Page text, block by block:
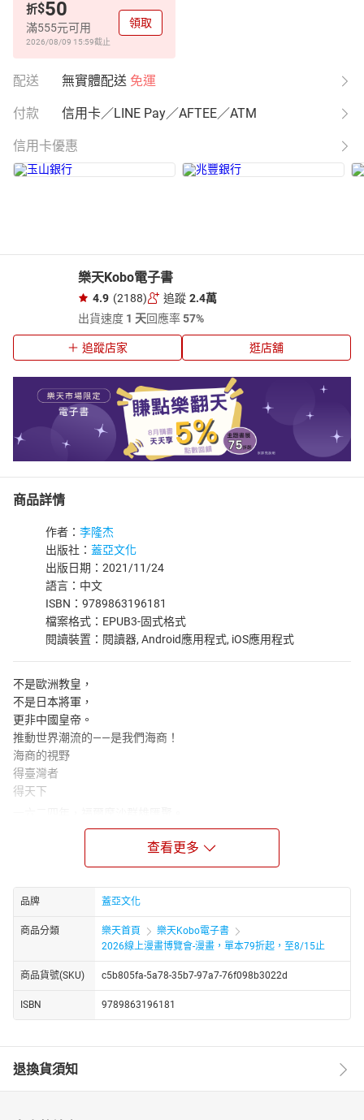
折$50
滿555元可用
2026/08/09 15:59截止
領取
配送 無實體配送 免運
付款 信用卡／LINE Pay／AFTEE／ATM
信用卡優惠
樂天Kobo電子書
4.9 (2188) 追蹤 2.4萬
出貨速度 1 天回應率57%
追蹤店家 逛店舖
商品詳情
作者： 李隆杰
出版社： 蓋亞文化
出版日期：2021/11/24
語言：中文
ISBN：9789863196181
檔案格式：EPUB3-固式格式
閱讀裝置：閱讀器, Android應用程式, iOS應用程式
不是歐洲教皇，
不是日本將軍，
更非中國皇帝。
推動世界潮流的——是我們海商！
海商的視野
得臺灣者
得天下
李旦、顏思齊、鄭芝龍、
荷蘭東印度公司宋克博士、利邦上尉……
男人們的對決，
將島的命運推向新的篇章！
近五十位歷史人物登場
繼《國姓來襲》後又一臺灣史漫畫力作
17世紀，大航海時代。為了東方商品，各方人馬渡海而來。
在這場海權爭霸中，李旦，一個總是帶著笑容的男人，突破大明海
禁，建立武裝船團，招攬顏思齊、鄭芝龍等人，成為縱橫東西方勢
力的海上巨頭，被歐洲人尊稱為「中國甲必丹（Captain）」。
就在此時，世界邊緣的小小島嶼，漢人的化外之地——臺灣，映入各
方勢力的眼中。1624年，李旦、顏思齊、鄭芝龍、日本人濱田彌兵
查看更多
品牌 蓋亞文化
商品分類 樂天首頁
樂天Kobo電子書
2026線上漫畫博覽會-漫畫，單本79折起，至8/15止
商品貨號(SKU) c5b805fa-5a78-35b7-97a7-76f098b3022d
ISBN 9789863196181
退換貨須知